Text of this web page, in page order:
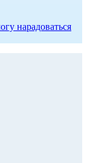
нарадоваться